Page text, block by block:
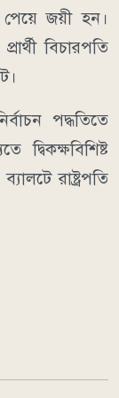
পেয়ে জয়ী হন।
বিচারপতি
পদ্ধতিতে
দ্বিকক্ষবিশিষ্ট
রাষ্ট্রপতি